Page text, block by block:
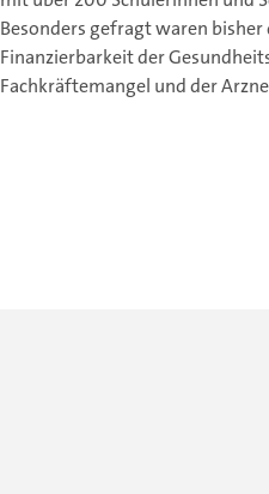
Besonders gefragt waren bisher
Finanzierbarkeit der
Fachkräftemangel und der